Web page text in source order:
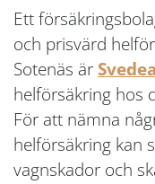
Ett
och prisvärd
Sotenäs är Svedea
helförsäkring hos
För att nämna
helförsäkring kan
vagnskador och